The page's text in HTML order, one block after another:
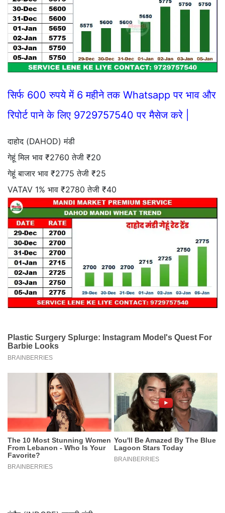
सिर्फ 600 रुपये में 6 महीने तक Whatsapp पर भाव और
रिपोर्ट पाने के लिए 9729757540 पर मैसेज करे |
दाहोद (DAHOD) मंडी
गेहूं मिल भाव ₹2760 तेजी ₹20
गेहूं बाजार भाव ₹2775 तेजी ₹25
VATAV 1% भाव ₹2780 तेजी ₹40